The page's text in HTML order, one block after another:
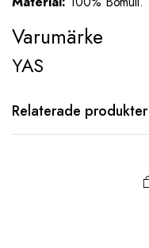
Varumärke
YAS
Relaterade produkter